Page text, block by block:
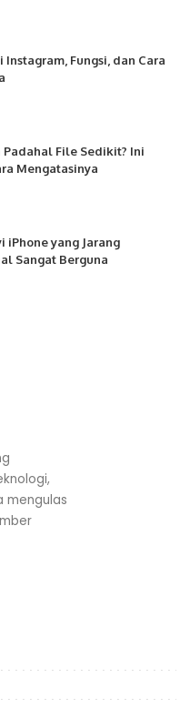
Fungsi, dan Cara
Padahal File Sedikit? Ini
Mengatasinya
iPhone yang Jarang
Sangat Berguna
mengulas